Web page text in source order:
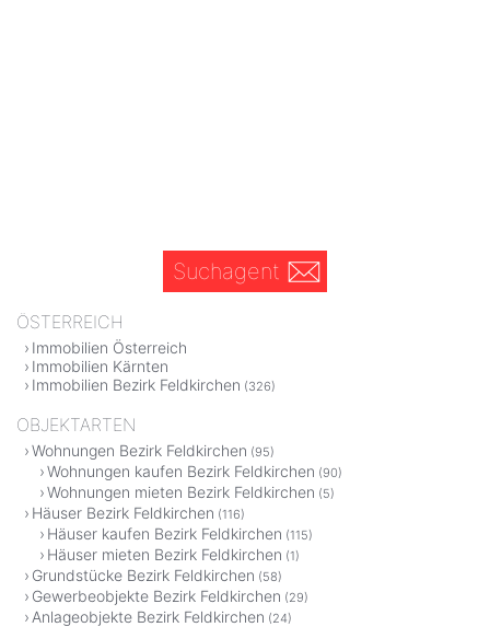
Suchagent
ÖSTERREICH
Immobilien Österreich
Immobilien Kärnten
Immobilien Bezirk Feldkirchen (326)
OBJEKTARTEN
Wohnungen Bezirk Feldkirchen (95)
Wohnungen kaufen Bezirk Feldkirchen (90)
Wohnungen mieten Bezirk Feldkirchen (5)
Häuser Bezirk Feldkirchen (116)
Häuser kaufen Bezirk Feldkirchen (115)
Häuser mieten Bezirk Feldkirchen (1)
Grundstücke Bezirk Feldkirchen (58)
Gewerbeobjekte Bezirk Feldkirchen (29)
Anlageobjekte Bezirk Feldkirchen (24)